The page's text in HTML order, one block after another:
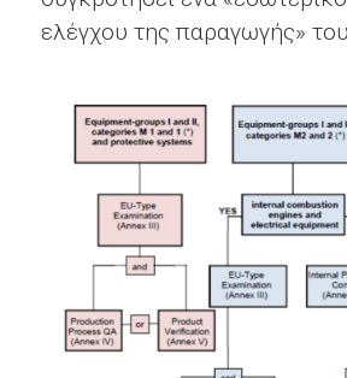
ελέγχου της παραγωγής»